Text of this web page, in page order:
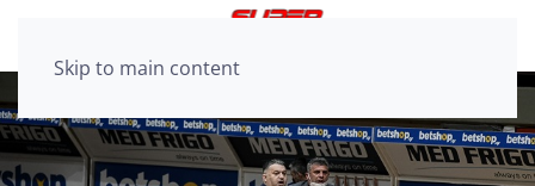
Skip to main content